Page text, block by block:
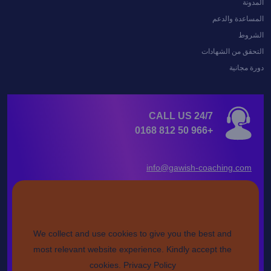
المدونة
المساعدة والدعم
الشروط
التحقق من الشهادات
دورة مجانية
CALL US 24/7
+966 50 812 0168
info@gawish-coaching.com
We collect and use cookies to give you the best and
most relevant website experience. Kindly accept the
cookies. Privacy Policy